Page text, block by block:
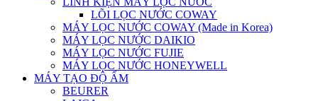
LÕI LỌC NƯỚC COWAY
MÁY LỌC NƯỚC COWAY (Made in Korea)
MÁY LỌC NƯỚC DAIKIO
MÁY LỌC NƯỚC FUJIE
MÁY LỌC NƯỚC HONEYWELL
MÁY TẠO ĐỘ ẨM
BEURER